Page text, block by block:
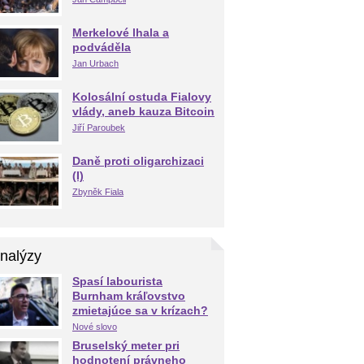
Merkelové lhala a
podváděla
Jan Urbach
Kolosální ostuda Fialovy
vlády, aneb kauza Bitcoin
Jiří Paroubek
Daně proti oligarchizaci
(I)
Zbyněk Fiala
Spasí labourista
Burnham kráľovstvo
zmietajúce sa v krízach?
Nové slovo
Bruselský meter pri
hodnotení právneho